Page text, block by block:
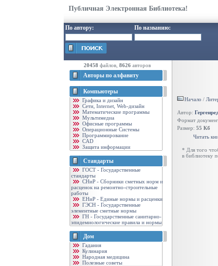
Публичная Электронная Библиотека!
По автору: По названию:
20458 файлов, 8626 авторов
Авторы по алфавиту
Компьютеры
Графика и дизайн
Cети, Internet, Web-дизайн
Математические программы
Мультимедиа
Офисные программы
Операционные Системы
Программирование
CAD
Защита информации
Стандарты
ГОСТ - Государственные
стандарты
CНиР - Сборники сметных норм и
расценок на ремонтно-строительные
работы
ЕНиР - Единые нормы и расценки
ГЭСН - Государственные
элементные сметные нормы
ГН - Государственные санитарно-
эпидемиологические правила и нормы
Дом
Гадания
Кулинария
Народная медицина
Полезные советы
Начало /
Автор:
Формат
Размер: 55 Кб
Читать
* Для того
в библиотеку